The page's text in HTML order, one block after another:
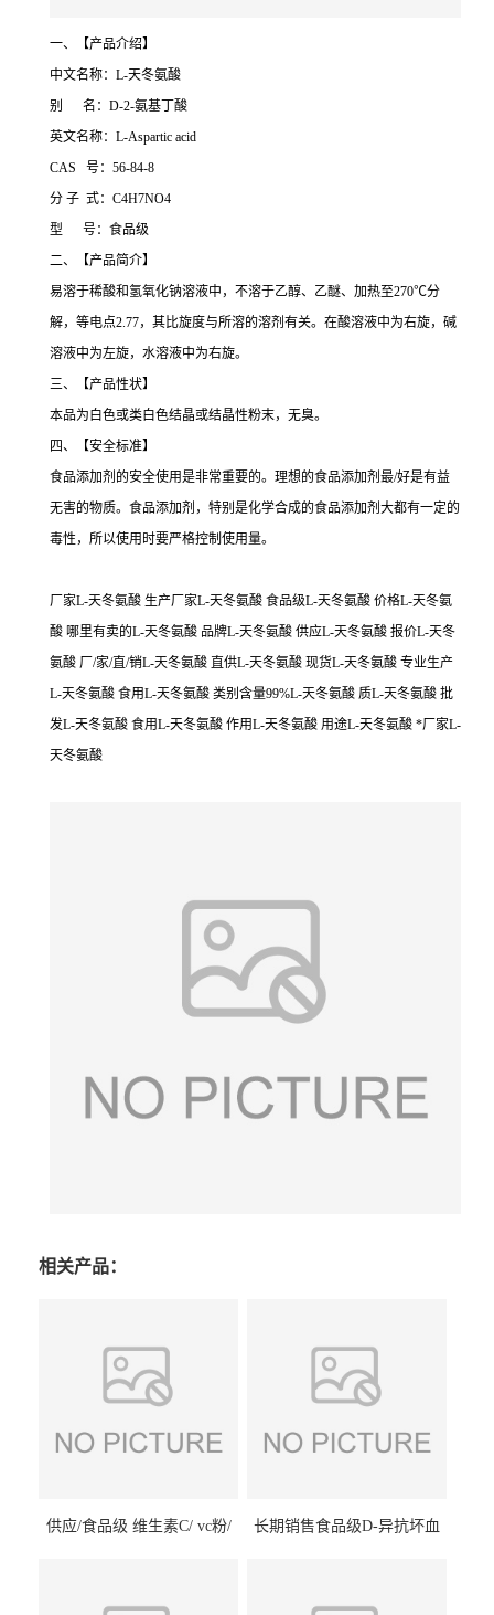
一、【产品介绍】
中文名称：L-天冬氨酸
别 名：D-2-氨基丁酸
英文名称：L-Aspartic acid
CAS 号：56-84-8
分 子 式：C4H7NO4
型 号：食品级
二、【产品简介】
易溶于稀酸和氢氧化钠溶液中，不溶于乙醇、乙醚、加热至270℃分
解，等电点2.77，其比旋度与所溶的溶剂有关。在酸溶液中为右旋，碱
溶液中为左旋，水溶液中为右旋。
三、【产品性状】
本品为白色或类白色结晶或结晶性粉末，无臭。
四、【安全标准】
食品添加剂的安全使用是非常重要的。理想的食品添加剂最/好是有益
无害的物质。食品添加剂，特别是化学合成的食品添加剂大都有一定的
毒性，所以使用时要严格控制使用量。
厂家L-天冬氨酸 生产厂家L-天冬氨酸 食品级L-天冬氨酸 价格L-天冬氨
酸 哪里有卖的L-天冬氨酸 品牌L-天冬氨酸 供应L-天冬氨酸 报价L-天冬
氨酸 厂/家/直/销L-天冬氨酸 直供L-天冬氨酸 现货L-天冬氨酸 专业生产
L-天冬氨酸 食用L-天冬氨酸 类别含量99%L-天冬氨酸 质L-天冬氨酸 批
发L-天冬氨酸 食用L-天冬氨酸 作用L-天冬氨酸 用途L-天冬氨酸 *厂家L-
天冬氨酸
相关产品：
供应/食品级 维生素C/ vc粉/
长期销售食品级D-异抗坏血